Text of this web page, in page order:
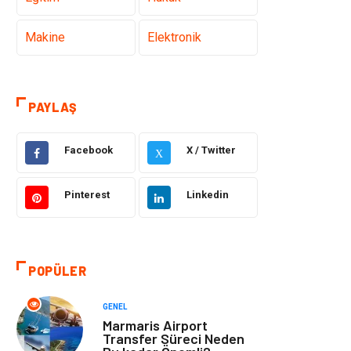
Makine Elektronik
Güzellik & Bakım
Emlak Organizasyon
Bilgisayar &
Metalar
Tatil
PAYLAŞ
Facebook X X / Twitter
Pinterest Linkedin
POPÜLER
GENEL
Marmaris Airport
Transfer Süreci Neden